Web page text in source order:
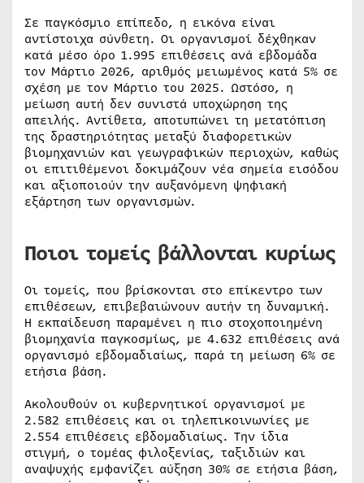
Σε παγκόσμιο επίπεδο, η εικόνα είναι
αντίστοιχα σύνθετη. Οι οργανισμοί δέχθηκαν
κατά μέσο όρο 1.995 επιθέσεις ανά εβδομάδα
τον Μάρτιο 2026, αριθμός μειωμένος κατά 5% σε
σχέση με τον Μάρτιο του 2025. Ωστόσο, η
μείωση αυτή δεν συνιστά υποχώρηση της
απειλής. Αντίθετα, αποτυπώνει τη μετατόπιση
της δραστηριότητας μεταξύ διαφορετικών
βιομηχανιών και γεωγραφικών περιοχών, καθώς
οι επιτιθέμενοι δοκιμάζουν νέα σημεία εισόδου
και αξιοποιούν την αυξανόμενη ψηφιακή
εξάρτηση των οργανισμών.
Ποιοι τομείς βάλλονται κυρίως
Οι τομείς, που βρίσκονται στο επίκεντρο των
επιθέσεων, επιβεβαιώνουν αυτήν τη δυναμική.
Η εκπαίδευση παραμένει η πιο στοχοποιημένη
βιομηχανία παγκοσμίως, με 4.632 επιθέσεις ανά
οργανισμό εβδομαδιαίως, παρά τη μείωση 6% σε
ετήσια βάση.
Ακολουθούν οι κυβερνητικοί οργανισμοί με
2.582 επιθέσεις και οι τηλεπικοινωνίες με
2.554 επιθέσεις εβδομαδιαίως. Την ίδια
στιγμή, ο τομέας φιλοξενίας, ταξιδιών και
αναψυχής εμφανίζει αύξηση 30% σε ετήσια βάση,